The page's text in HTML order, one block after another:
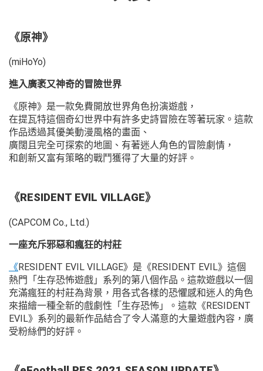
《原神》
(miHoYo)
進入廣袤又神奇的冒險世界
《原神》是一款免費開放世界角色扮演遊戲，
在提瓦特這個奇幻世界中有許多史詩冒險在等著玩家。這款
作品透過其優美動漫風格的畫面、
廣闊且完全可探索的地圖、有著迷人角色的冒險劇情，
和創新又富有策略的戰鬥獲得了大量的好評。
《RESIDENT EVIL VILLAGE》
(CAPCOM Co., Ltd.)
一座充斥邪惡和瘋狂的村莊
《RESIDENT EVIL VILLAGE》是《RESIDENT EVIL》這個
熱門「生存恐怖遊戲」系列的第八個作品。這款遊戲以一個
充滿瘋狂的村莊為背景，用各式各樣的恐懼感和迷人的角色
來描繪一種全新的戲劇性「生存恐怖」。這款《RESIDENT
EVIL》系列的最新作品結合了令人滿意的大量遊戲內容，廣
受粉絲們的好評。